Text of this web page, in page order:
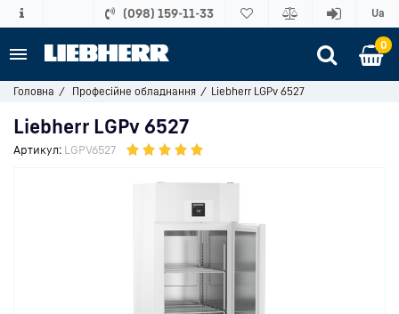
(098) 159-11-33 Ua
0
Головна Професійне обладнання Liebherr LGPv 6527
Liebherr LGPv 6527
Артикул: LGPV6527